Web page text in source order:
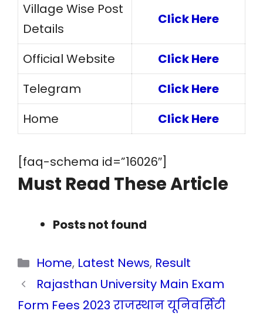
Village Wise Post
Details
Click Here
Official Website
Click Here
Telegram
Click Here
Home
Click Here
[faq-schema id=”16026″]
Must Read These Article
Posts not found
Categories
Home, Latest News, Result
Rajasthan University Main Exam
Form Fees 2023 राजस्थान यूनिवर्सिटी